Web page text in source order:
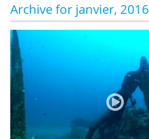
Archive for janvier, 2016